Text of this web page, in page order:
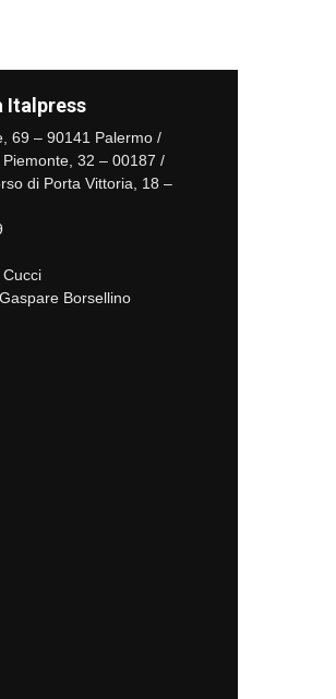
Italpress
69 – 90141 Palermo /
32 – 00187 /
di Porta Vittoria, 18 –
Borsellino